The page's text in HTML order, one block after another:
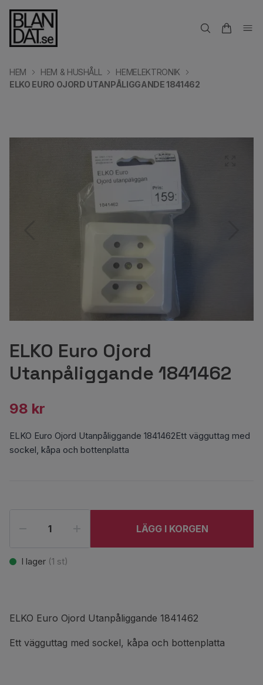
HEM HEM & HUSHÅLL
HEMELEKTRONIK
ELKO EURO OJORD UTANPÅLIGGANDE 1841462
ELKO Euro Ojord
Utanpåliggande 1841462
98 kr
ELKO Euro Ojord Utanpåliggande 1841462Ett vägguttag med
sockel, kåpa och bottenplatta
LÄGG I KORGEN
I lager (1 st)
ELKO Euro Ojord Utanpåliggande 1841462
Ett vägguttag med sockel, kåpa och bottenplatta